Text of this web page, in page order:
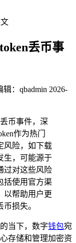
丢币事
：qbadmin 2026-
币事件，深
作为热门
风险，如下载
生，可能源于
过对这些风险
括使用官方渠
以帮助用户更
损失。
当下，数字钱包宛
存储和管理加密资